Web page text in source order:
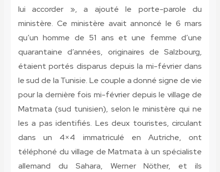
lui accorder », a ajouté le porte-parole du
ministère. Ce ministère avait annoncé le 6 mars
qu’un homme de 51 ans et une femme d’une
quarantaine d’années, originaires de Salzbourg,
étaient portés disparus depuis la mi-février dans
le sud de la Tunisie. Le couple a donné signe de vie
pour la dernière fois mi-février depuis le village de
Matmata (sud tunisien), selon le ministère qui ne
les a pas identifiés. Les deux touristes, circulant
dans un 4×4 immatriculé en Autriche, ont
téléphoné du village de Matmata à un spécialiste
allemand du Sahara, Werner Nöther, et ils